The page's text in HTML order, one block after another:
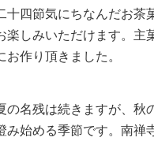
十四節気にちなんだお茶
楽しみいただけます。主
お作り頂きました。
の名残は続きますが、秋
み始める季節です。南禅